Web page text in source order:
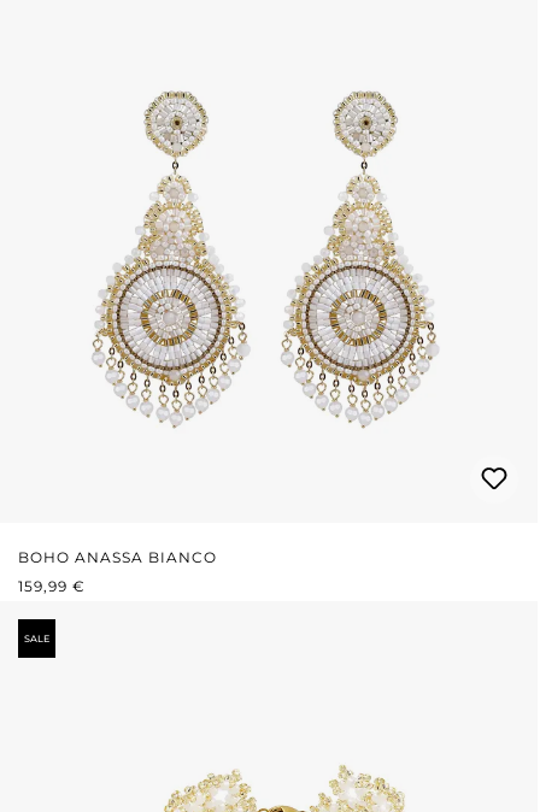
BOHO ANASSA BIANCO
PREZZO NORMALE:
159,99 €
SALE